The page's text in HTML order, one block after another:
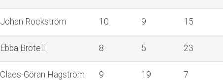
Johan Rockström 10 9 15
Ebba Brötell 8 5 23
Claes-Göran Hagström 9 19 7